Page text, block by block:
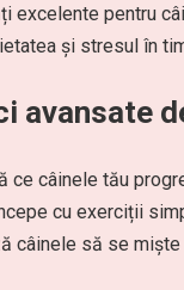
excelente pentru
și stresul în
avansate
ce câinele tău
cu exerciții
câinele să se